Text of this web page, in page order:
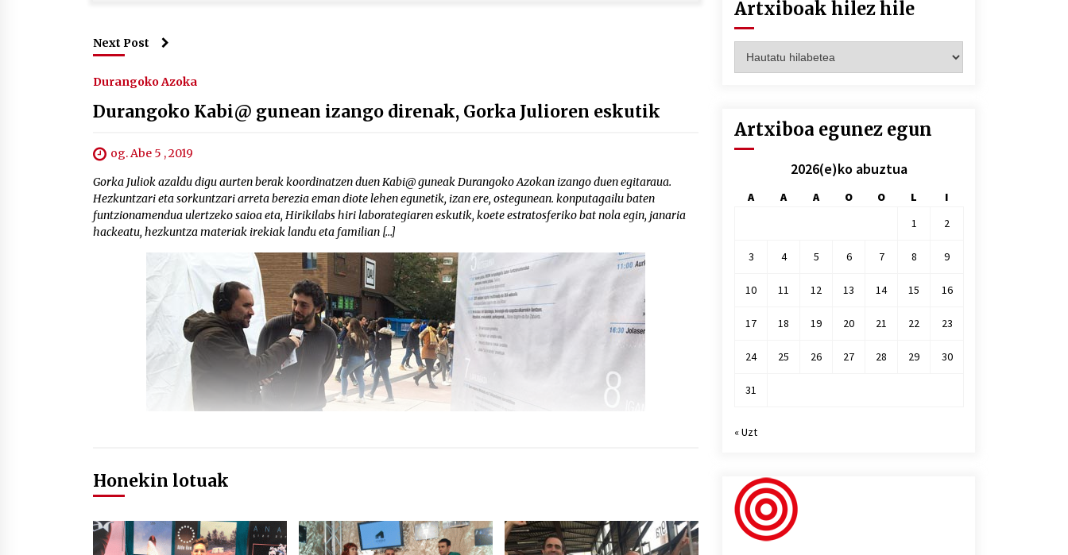
Next Post
Durangoko Azoka
Durangoko Kabi@ gunean izango direnak, Gorka Julioren eskutik
og. Abe 5 , 2019
Gorka Juliok azaldu digu aurten berak koordinatzen duen Kabi@ guneak Durangoko Azokan izango duen egitaraua.
Hezkuntzari eta sorkuntzari arreta berezia eman diote lehen egunetik, izan ere, ostegunean. konputagailu baten
funtzionamendua ulertzeko saioa eta, Hirikilabs hiri laborategiaren eskutik, koete estratosferiko bat nola egin, janaria
hackeatu, hezkuntza materiak irekiak landu eta familian […]
Honekin lotuak
Artxiboak hilez hile
hilez
Artxiboa egunez egun
2026(e)ko abuztua
A A A O O L
I
1
2
3 4 5 6 7 8 9
10 11 12 13 14 15 16
17 18 19 20 21 22 23
24 25 26 27 28 29 30
31
« Uzt